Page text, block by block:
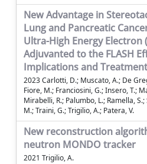
New Advantage in
Lung and Pancreatic
Ultra-High Energy Electron
Adjuvanted to the FLASH
Implications and
2023 Carlotti, D.; Muscato, A.; De
Fiore, M.; Franciosini, G.; Insero, T.;
Mirabelli, R.; Palumbo, L.; Ramella,
M.; Traini, G.; Trigilio, A.; Patera, V.
New reconstruction
neutron MONDO tracker
2021 Trigilio, A.